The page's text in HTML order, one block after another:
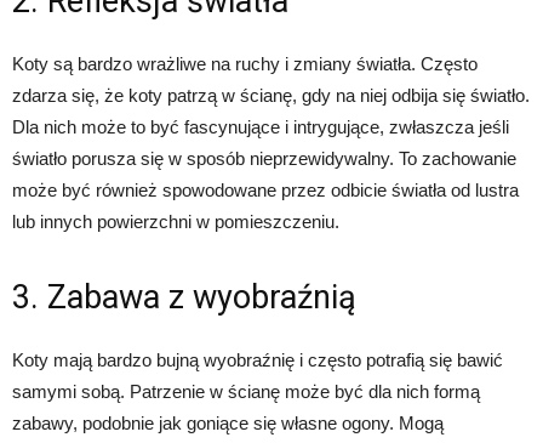
Koty są bardzo wrażliwe na ruchy i zmiany światła. Często
zdarza się, że koty patrzą w ścianę, gdy na niej odbija się światło.
Dla nich może to być fascynujące i intrygujące, zwłaszcza jeśli
światło porusza się w sposób nieprzewidywalny. To zachowanie
może być również spowodowane przez odbicie światła od lustra
lub innych powierzchni w pomieszczeniu.
3. Zabawa z wyobraźnią
Koty mają bardzo bujną wyobraźnię i często potrafią się bawić
samymi sobą. Patrzenie w ścianę może być dla nich formą
zabawy, podobnie jak goniące się własne ogony. Mogą